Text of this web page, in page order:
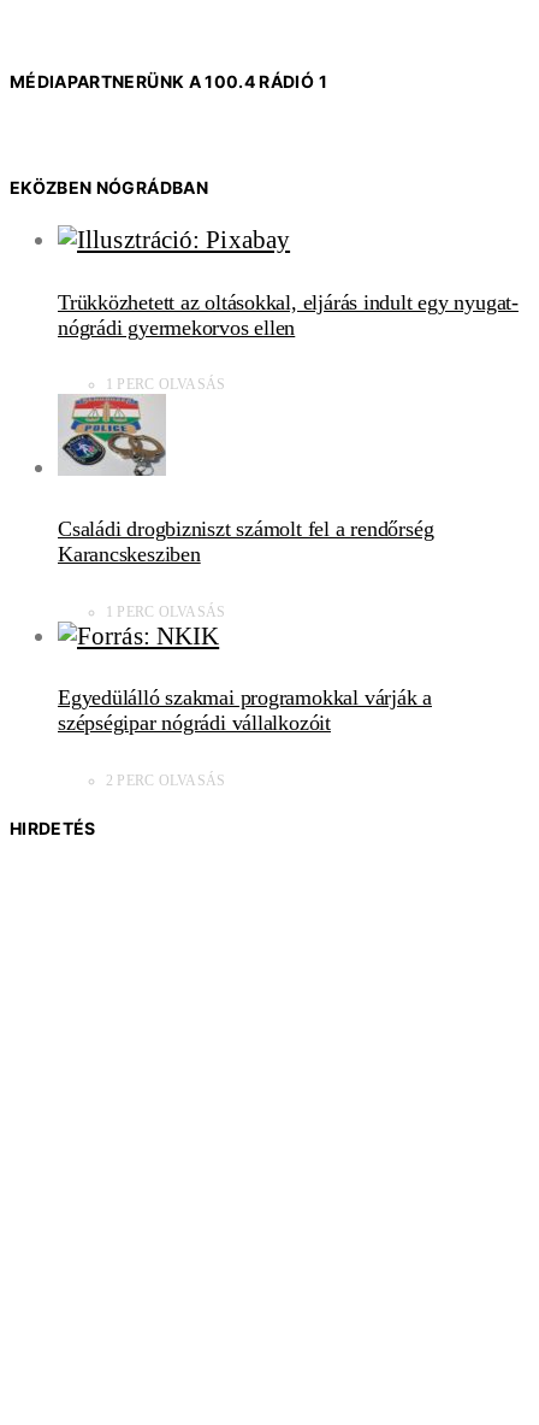
MÉDIAPARTNERÜNK A 100.4 RÁDIÓ 1
EKÖZBEN NÓGRÁDBAN
Trükközhetett az oltásokkal, eljárás indult egy nyugat-
nógrádi gyermekorvos ellen
1 PERC OLVASÁS
Családi drogbizniszt számolt fel a rendőrség
Karancskesziben
1 PERC OLVASÁS
Egyedülálló szakmai programokkal várják a
szépségipar nógrádi vállalkozóit
2 PERC OLVASÁS
HIRDETÉS